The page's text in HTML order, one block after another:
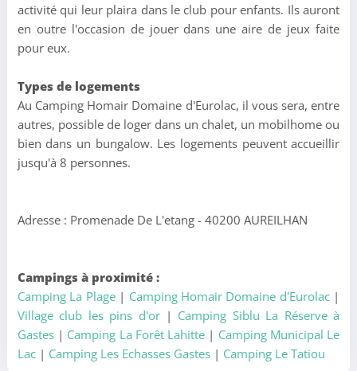
activité qui leur plaira dans le club pour enfants. Ils auront
en outre l'occasion de jouer dans une aire de jeux faite
pour eux.
Types de logements
Au Camping Homair Domaine d'Eurolac, il vous sera, entre
autres, possible de loger dans un chalet, un mobilhome ou
bien dans un bungalow. Les logements peuvent accueillir
jusqu'à 8 personnes.
Adresse : Promenade De L'etang - 40200 AUREILHAN
Campings à proximité :
Camping La Plage| Camping Homair Domaine d'Eurolac|
Village club les pins d'or| Camping Siblu La Réserve à
Gastes| Camping La Forêt Lahitte | Camping Municipal Le
Lac| Camping Les Echasses Gastes| Camping Le Tatiou